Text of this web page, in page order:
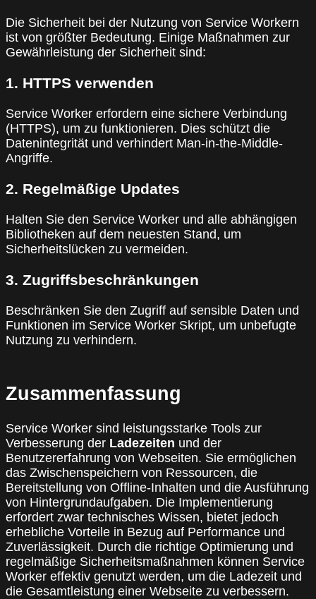
Die Sicherheit bei der Nutzung von Service Workern
ist von größter Bedeutung. Einige Maßnahmen zur
Gewährleistung der Sicherheit sind:
1. HTTPS verwenden
Service Worker erfordern eine sichere Verbindung
(HTTPS), um zu funktionieren. Dies schützt die
Datenintegrität und verhindert Man-in-the-Middle-
Angriffe.
2. Regelmäßige Updates
Halten Sie den Service Worker und alle abhängigen
Bibliotheken auf dem neuesten Stand, um
Sicherheitslücken zu vermeiden.
3. Zugriffsbeschränkungen
Beschränken Sie den Zugriff auf sensible Daten und
Funktionen im Service Worker Skript, um unbefugte
Nutzung zu verhindern.
Zusammenfassung
Service Worker sind leistungsstarke Tools zur
Verbesserung der Ladezeiten und der
Benutzererfahrung von Webseiten. Sie ermöglichen
das Zwischenspeichern von Ressourcen, die
Bereitstellung von Offline-Inhalten und die Ausführung
von Hintergrundaufgaben. Die Implementierung
erfordert zwar technisches Wissen, bietet jedoch
erhebliche Vorteile in Bezug auf Performance und
Zuverlässigkeit. Durch die richtige Optimierung und
regelmäßige Sicherheitsmaßnahmen können Service
Worker effektiv genutzt werden, um die Ladezeit und
die Gesamtleistung einer Webseite zu verbessern.